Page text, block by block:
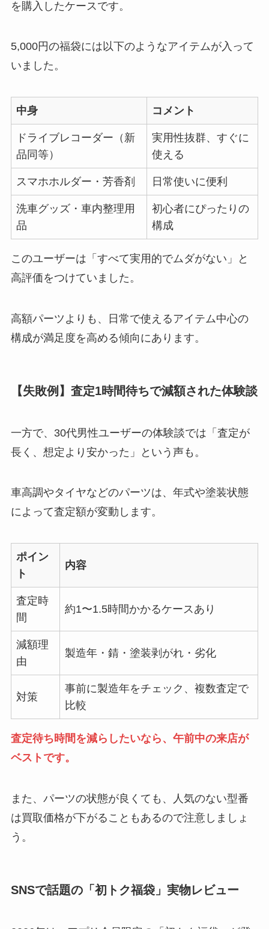
を購入したケースです。
5,000円の福袋には以下のようなアイテムが入って
いました。
中身 コメント
ドライブレコーダー（新
品同等）
実用性抜群、すぐに
使える
スマホホルダー・芳香剤 日常使いに便利
洗車グッズ・車内整理用
品
初心者にぴったりの
構成
このユーザーは「すべて実用的でムダがない」と
高評価をつけていました。
高額パーツよりも、日常で使えるアイテム中心の
構成が満足度を高める傾向にあります。
【失敗例】査定1時間待ちで減額された体験談
一方で、30代男性ユーザーの体験談では「査定が
長く、想定より安かった」という声も。
車高調やタイヤなどのパーツは、年式や塗装状態
によって査定額が変動します。
ポイン
ト
内容
査定時
間
約1〜1.5時間かかるケースあり
減額理
由
製造年・錆・塗装剥がれ・劣化
対策
事前に製造年をチェック、複数査定で
比較
査定待ち時間を減らしたいなら、午前中の来店が
ベストです。
また、パーツの状態が良くても、人気のない型番
は買取価格が下がることもあるので注意しましょ
う。
SNSで話題の「初トク福袋」実物レビュー